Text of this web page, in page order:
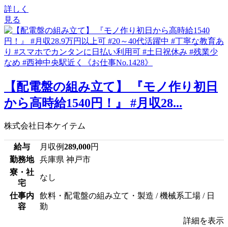
詳しく
見る
【配電盤の組み立て】 『モノ作り初日
から高時給1540円！』 #月収28...
株式会社日本ケイテム
給与 月収例289,000円
勤務地
兵庫県 神戸市
寮・社
宅
なし
仕事内
容
飲料・配電盤の組み立て・製造 / 機械系工場 / 日
勤
詳細を表示